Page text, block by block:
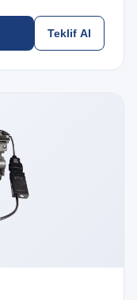
Teklif Al